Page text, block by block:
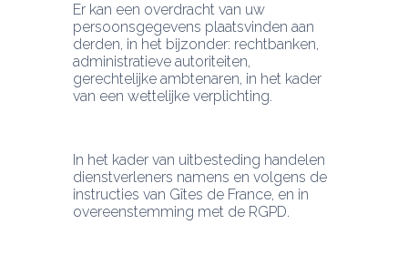
Er kan een overdracht van uw
persoonsgegevens plaatsvinden aan
derden, in het bijzonder: rechtbanken,
administratieve autoriteiten,
gerechtelijke ambtenaren, in het kader
van een wettelijke verplichting.
In het kader van uitbesteding handelen
dienstverleners namens en volgens de
instructies van Gîtes de France, en in
overeenstemming met de RGPD.